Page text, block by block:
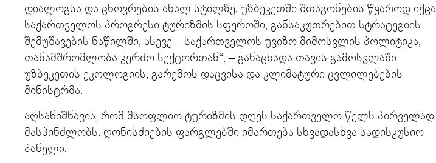
დიალოგსა და ცხოვრების ახალ სტილზე. უზბეკეთში შთაგონების წყაროდ იქცა
საქართველოს პროგრესი ტურიზმის სფეროში, განსაკუთრებით სტრატეგიის
შემუშავების ნაწილში, ასევე – საქართველოს უვიზო მიმოსვლის პოლიტიკა,
თანამშრომლობა კერძო სექტორთან“, – განაცხადა თავის გამოსვლაში
უზბეკეთის ეკოლოგიის, გარემოს დაცვისა და კლიმატური ცვლილებების
მინისტრმა.
აღსანიშნავია, რომ მსოფლიო ტურიზმის დღეს საქართველო წელს პირველად
მასპინძლობს. ღონისძიების ფარგლებში იმართება სხვადასხვა სადისკუსიო
პანელი.